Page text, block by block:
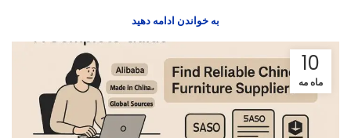
به خواندن ادامه دهید
10
ماه مه